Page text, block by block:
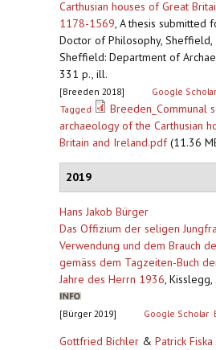
Carthusian houses of Great
1178-1569, A thesis submitted
Doctor of Philosophy,
Sheffield: Department of
331 p., ill.
[Breeden 2018] Google Scholar
Tagged
Breeden_Communal
archaeology of the Carthusian
Britain and Ireland.pdf(11.36
2019
Hans Jakob Bürger
Das Offizium der seligen
Verwendung und dem Brauch
gemäss dem Tagzeiten-Buch
Jahre des Herrn 1936,
[Bürger 2019] Google Scholar
Gottfried Bichler & Patrick Fiska